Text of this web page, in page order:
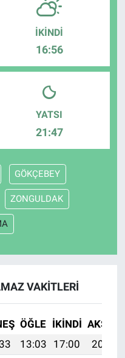
İKINDI
16:56
YATSI
21:47
GÖKÇEBEY
ZONGULDAK
VAKITLERI
ÖĞLE İKINDI AKŞAM
13:03 17:00
20:24